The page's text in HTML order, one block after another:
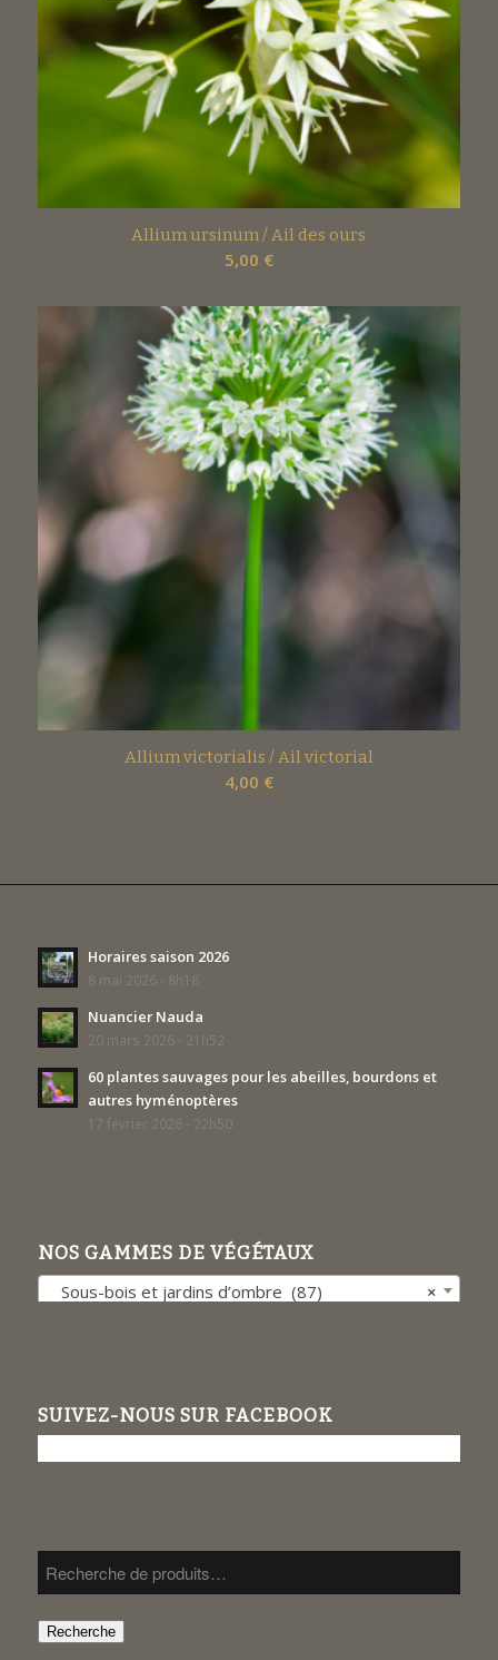
Allium ursinum / Ail des ours
5,00 €
Allium victorialis / Ail victorial
4,00 €
Horaires saison 2026
8 mai 2026 - 8h18
Nuancier Nauda
20 mars 2026 - 21h52
60 plantes sauvages pour les abeilles, bourdons et
autres hyménoptères
17 février 2026 - 22h50
NOS GAMMES DE VÉGÉTAUX
×
Sous-bois et jardins d’ombre (87)
SUIVEZ-NOUS SUR FACEBOOK
Recherche